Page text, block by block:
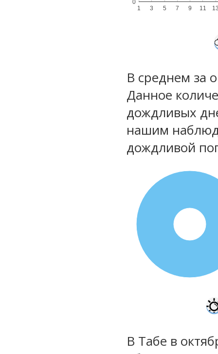
1 3 5 7 9 11
0
В среднем за
Данное
дождливых
нашим
дождливой
В Табе в